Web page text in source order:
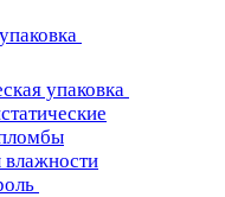
упаковка